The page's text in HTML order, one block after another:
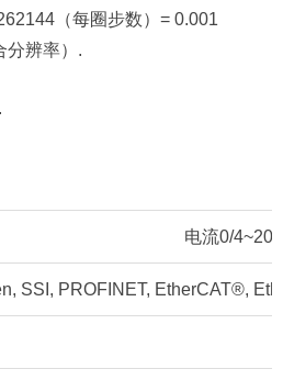
（每圈步数）= 0.001
分辨率）.
电流0/4~20
SSI, PROFINET, EtherCAT®,